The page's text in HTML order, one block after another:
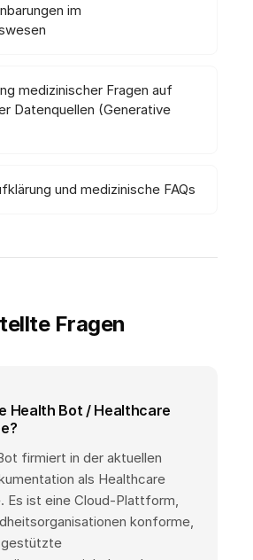
im
medizinischer Fragen auf
Datenquellen (Generative
und medizinische FAQs
Fragen
Health Bot / Healthcare
firmiert in der aktuellen
als Healthcare
Es ist eine Cloud-Plattform,
konforme,